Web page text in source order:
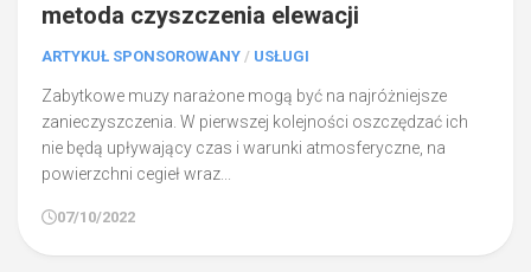
metoda czyszczenia elewacji
ARTYKUŁ SPONSOROWANY / USŁUGI
Zabytkowe muzy narażone mogą być na najróżniejsze
zanieczyszczenia. W pierwszej kolejności oszczędzać ich
nie będą upływający czas i warunki atmosferyczne, na
powierzchni cegieł wraz...
07/10/2022